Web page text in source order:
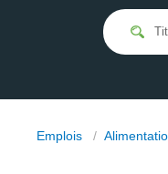
Emplois /